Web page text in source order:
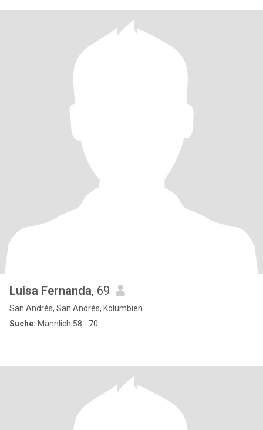
Luisa Fernanda, 69
San Andrés, San Andrés, Kolumbien
Suche: Männlich 58 - 70